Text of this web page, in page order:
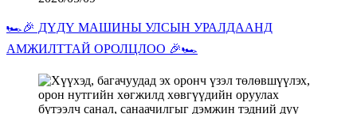
🏎️🎉 ДҮДҮ МАШИНЫ УЛСЫН УРАЛДААНД
АМЖИЛТТАЙ ОРОЛЦЛОО 🎉🏎️